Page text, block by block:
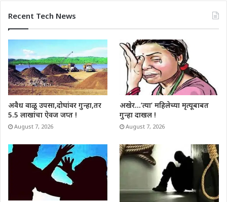
Recent Tech News
अवैध वाळू उपसा,दोघांवर गुन्हा,तर
5.5 लाखांचा ऐवज जप्त !
August 7, 2026
अखेर…’त्या’ महिलेच्या मृत्यूबाबत
गुन्हा दाखल !
August 7, 2026